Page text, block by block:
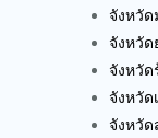
จังหวัด
จังหวัด
จังหวัด
จังหวัด
จังหวั